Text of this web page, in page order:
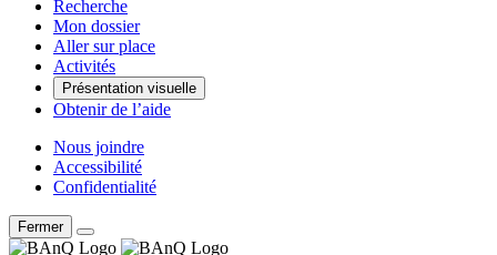
Recherche
Mon dossier
Aller sur place
Activités
Présentation visuelle
Obtenir de l’aide
Nous joindre
Accessibilité
Confidentialité
Fermer